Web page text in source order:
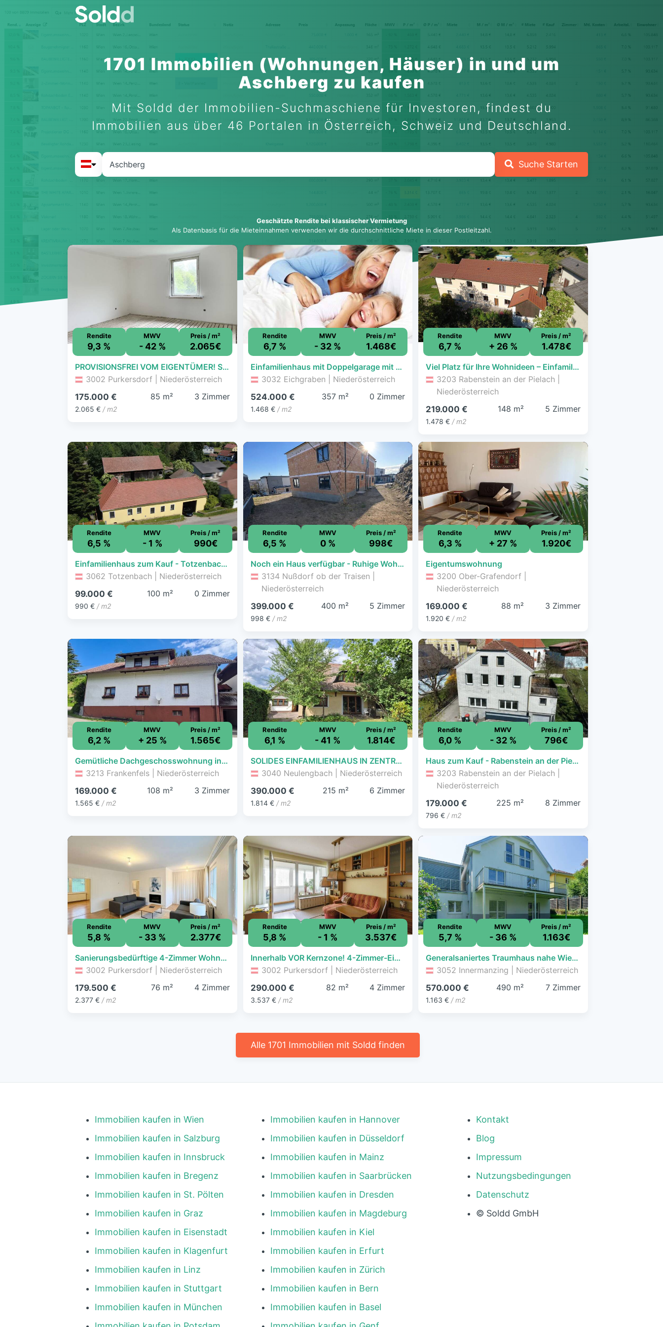
1701 Immobilien (Wohnungen, Häuser) in und um
Aschberg zu kaufen
Mit Soldd der Immobilien-Suchmaschiene für Investoren, findest du
Immobilien aus über 46 Portalen in Österreich, Schweiz und Deutschland.
Suche Starten
Geschätzte Rendite bei klassischer Vermietung
Als Datenbasis für die Mieteinnahmen verwenden wir die durchschnittliche Miete in dieser Postleitzahl.
Rendite
9,3 %
MWV
- 42 %
Preis / m²
2.065€
PROVISIONSFREI VOM EIGENTÜMER! SANIERUNGSBEDÜRFTIGE 3-ZIMMER-WOHNUNG NÄHE PURKERSDORF ZENTRUM!
3002 Purkersdorf | Niederösterreich
175.000 €
2.065 € / m2
85 m² 3 Zimmer
Rendite
6,7 %
MWV
- 32 %
Preis / m²
1.468€
Einfamilienhaus mit Doppelgarage mit 938 qm Grund
3032 Eichgraben | Niederösterreich
524.000 €
1.468 €/ m2
357 m² 0 Zimmer
Rendite
6,7 %
MWV
+ 26 %
Preis / m²
1.478€
Viel Platz für Ihre Wohnideen – Einfamilienhaus in Rabenstein
3203 Rabenstein an der Pielach |
Niederösterreich
219.000 €
1.478 € / m2
148 m² 5 Zimmer
Rendite
6,5 %
MWV
- 1 %
Preis / m²
990€
Einfamilienhaus zum Kauf - Totzenbach - 99.000 € - 100 m², 600 m² Grundstück
3062 Totzenbach | Niederösterreich
99.000 €
990 € / m2
100 m² 0 Zimmer
Rendite
6,5 %
MWV
0 %
Preis / m²
998€
Noch ein Haus verfügbar - Ruhige Wohnsiedlung - Energieeffiziente Neubau-Doppelhaushälfte
3134 Nußdorf ob der Traisen |
Niederösterreich
399.000 €
998 €/ m2
400 m² 5 Zimmer
Rendite
6,3 %
MWV
+ 27 %
Preis / m²
1.920€
Eigentumswohnung
3200 Ober-Grafendorf |
Niederösterreich
169.000 €
1.920 € / m2
88 m² 3 Zimmer
Rendite
6,2 %
MWV
+ 25 %
Preis / m²
1.565€
Gemütliche Dachgeschosswohnung in Frankenfels - Ihr Rückzugsort in den niederösterreichischen Voralpen
3213 Frankenfels | Niederösterreich
169.000 €
1.565 € / m2
108 m² 3 Zimmer
Rendite
6,1 %
MWV
- 41 %
Preis / m²
1.814€
SOLIDES EINFAMILIENHAUS IN ZENTRUMSNÄHE
3040 Neulengbach | Niederösterreich
390.000 €
1.814 €/ m2
215 m² 6 Zimmer
Rendite
6,0 %
MWV
- 32 %
Preis / m²
796€
Haus zum Kauf - Rabenstein an der Pielach - 179.000 € - 8 Zimmer, 225 m², 453 m² Grundstück
3203 Rabenstein an der Pielach |
Niederösterreich
179.000 €
796 € / m2
225 m² 8 Zimmer
Rendite
5,8 %
MWV
- 33 %
Preis / m²
2.377€
Sanierungsbedürftige 4-Zimmer Wohnung in perfekter Kombination aus Stadt und Land!
3002 Purkersdorf | Niederösterreich
179.500 €
2.377 € / m2
76 m² 4 Zimmer
Rendite
5,8 %
MWV
- 1 %
Preis / m²
3.537€
Innerhalb VOR Kernzone! 4-Zimmer-Eigentumswohnung mit Loggia in Purkersdorf
3002 Purkersdorf | Niederösterreich
290.000 €
3.537 €/ m2
82 m² 4 Zimmer
Rendite
5,7 %
MWV
- 36 %
Preis / m²
1.163€
Generalsaniertes Traumhaus nahe Wien, schnell erreichbar vom P+R Hütteldorf
3052 Innermanzing | Niederösterreich
570.000 €
1.163 € / m2
490 m² 7 Zimmer
Alle 1701 Immobilien mit Soldd finden
Immobilien kaufen in Wien
Immobilien kaufen in Salzburg
Immobilien kaufen in Innsbruck
Immobilien kaufen in Bregenz
Immobilien kaufen in St. Pölten
Immobilien kaufen in Graz
Immobilien kaufen in Eisenstadt
Immobilien kaufen in Klagenfurt
Immobilien kaufen in Linz
Immobilien kaufen in Stuttgart
Immobilien kaufen in München
Immobilien kaufen in Hannover
Immobilien kaufen in Düsseldorf
Immobilien kaufen in Mainz
Immobilien kaufen in Saarbrücken
Immobilien kaufen in Dresden
Immobilien kaufen in Magdeburg
Immobilien kaufen in Kiel
Immobilien kaufen in Erfurt
Immobilien kaufen in Zürich
Immobilien kaufen in Bern
Immobilien kaufen in Basel
Kontakt
Blog
Impressum
Nutzungsbedingungen
Datenschutz
© Soldd GmbH